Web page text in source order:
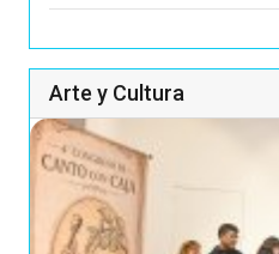
Arte y Cultura